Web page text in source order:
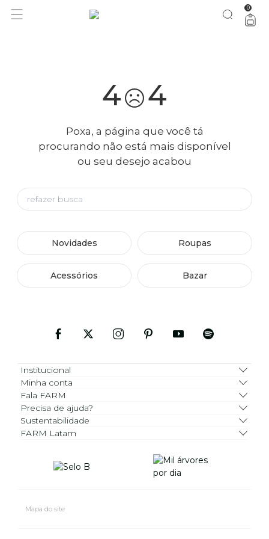
você merece 30% OFF pra comemorar com a gente aproveita! 0
4 4
Poxa, a página que você tá
procurando não está mais disponível
ou seu desejo acabou
Novidades Roupas
Acessórios Bazar
Institucional
Minha conta
Fala FARM
Precisa de ajuda?
Sustentabilidade
FARM Latam
Mapa do site